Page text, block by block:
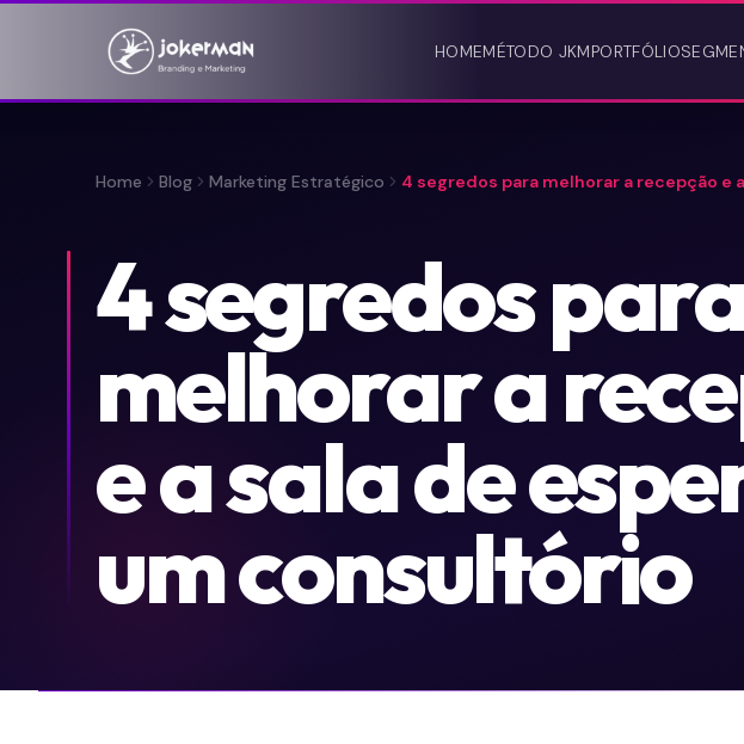
HOMEMÉTODO JKMPORTFÓLIO
Home Blog Marketing Estratégico 4 segredos para melhorar a recepção e
4 segredos
melhorar a
e a sala de
um consultório